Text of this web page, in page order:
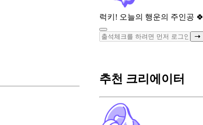
럭키! 오늘의 행운의 주인공 🍀
추천 크리에이터